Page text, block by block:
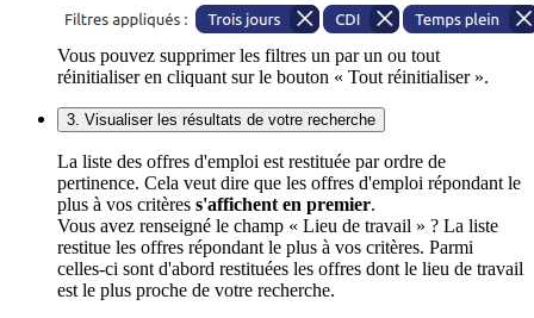
Vous pouvez supprimer les filtres un par un ou tout
réinitialiser en cliquant sur le bouton « Tout réinitialiser ».
3. Visualiser les résultats de votre recherche
La liste des offres d'emploi est restituée par ordre de
pertinence. Cela veut dire que les offres d'emploi répondant le
plus à vos critères s'affichent en premier.
Vous avez renseigné le champ « Lieu de travail » ? La liste
restitue les offres répondant le plus à vos critères. Parmi
celles-ci sont d'abord restituées les offres dont le lieu de travail
est le plus proche de votre recherche.